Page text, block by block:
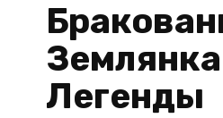
Легенды